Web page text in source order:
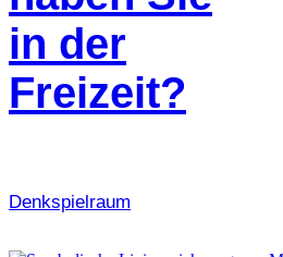
in der
Freizeit?
Denk­spielraum